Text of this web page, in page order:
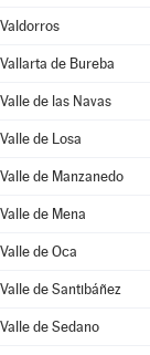
Valdorros
Vallarta de Bureba
Valle de las Navas
Valle de Losa
Valle de Manzanedo
Valle de Mena
Valle de Oca
Valle de Santibáñez
Valle de Sedano